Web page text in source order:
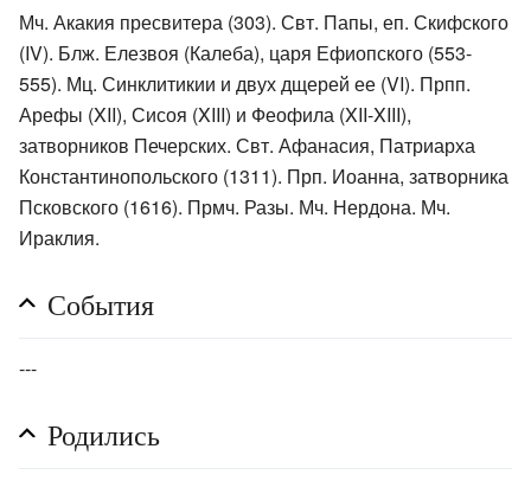
Мч. Акакия пресвитера (303). Свт. Папы, еп. Скифского
(IV). Блж. Елезвоя (Калеба), царя Ефиопского (553-
555). Мц. Синклитикии и двух дщерей ее (VI). Прпп.
Арефы (XII), Сисоя (XIII) и Феофила (XII-XIII),
затворников Печерских. Свт. Афанасия, Патриарха
Константинопольского (1311). Прп. Иоанна, затворника
Псковского (1616). Прмч. Разы. Мч. Нердона. Мч.
Ираклия.
События
---
Родились